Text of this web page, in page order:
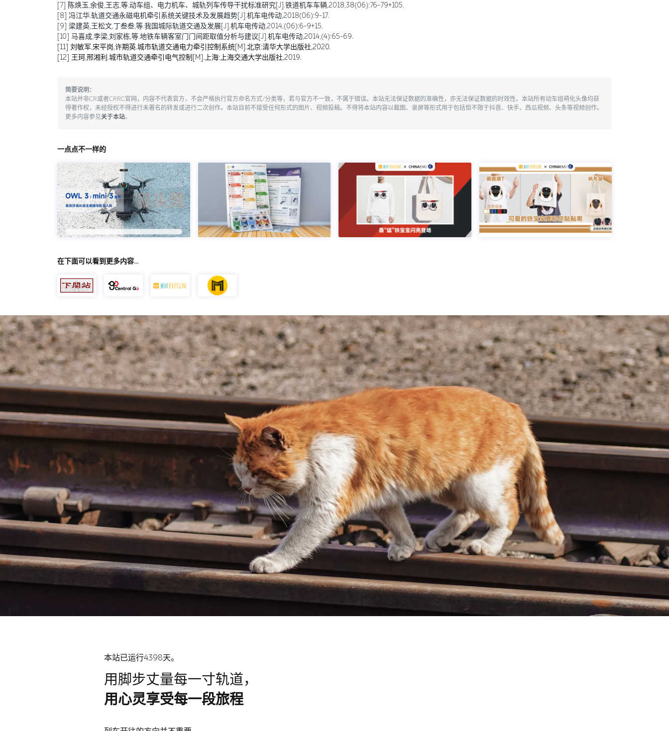
[7] 陈焕玉,余俊,王志,等.动车组、电力机车、城轨列车传导干扰标准研究[J].铁道机车车辆,2018,38(06):76-79+105.
[8] 冯江华.轨道交通永磁电机牵引系统关键技术及发展趋势[J].机车电传动,2018(06):9-17.
[9] 梁建英,王松文,丁叁叁,等.我国城际轨道交通及发展[J].机车电传动,2014,(06):6-9+15.
[10] 马喜成,李梁,刘家栋,等.地铁车辆客室门门间距取值分析与建议[J].机车电传动,2014,(4):65-69.
[11] 刘敏军,宋平岗,许期英.城市轨道交通电力牵引控制系统[M].北京:清华大学出版社,2020.
[12] 王珂,邢湘利.城市轨道交通牵引电气控制[M].上海:上海交通大学出版社,2019.
简要说明：
本站并非CR或者CRRC官网，内容不代表官方，不会严格执行官方命名方式/分类等，若与官方不一致，不属于错误。本站无法保证数据的准确性，亦无法保证数据的时效性。本站所有动车组萌化头像均获
得著作权，未经授权不得进行未署名的转发或进行二次创作。本站目前不接受任何形式的图片、视频投稿。不得将本站内容以截图、录屏等形式用于包括但不限于抖音、快手、西瓜视频、头条等视频创作。
更多内容参见关于本站。
一点点不一样的
在下面可以看到更多内容…
本站已运行4398天。
用脚步丈量每一寸轨道，
用心灵享受每一段旅程